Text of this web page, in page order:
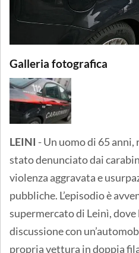
Galleria fotografica
LEINI - Un uomo di 65
stato denunciato dai
violenza aggravata e
pubbliche. L’episodio è
supermercato di Leinì, dove
discussione con
propria vettura in doppia